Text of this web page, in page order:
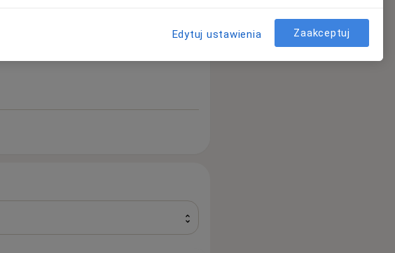
Edytuj ustawienia Zaakceptuj